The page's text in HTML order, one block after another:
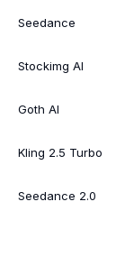
Seedance
Stockimg AI
Goth AI
Kling 2.5 Turbo
Seedance 2.0